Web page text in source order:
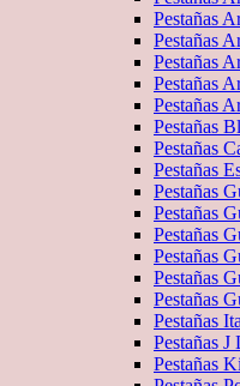
Pestañas
Pestañas
Pestañas
Pestañas
Pestañas
Pestañas
Pestañas
Pestañas
Pestañas
Pestañas
Pestañas
Pestañas
Pestañas
Pestañas
Pestañas
Pestañas J
Pestañas